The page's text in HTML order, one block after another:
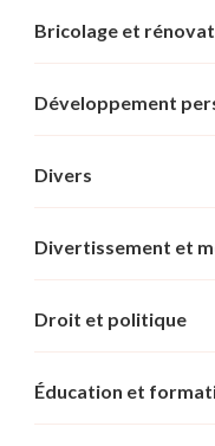
Bricolage et
Développement
Divers
Divertissement et
Droit et politique
Éducation et